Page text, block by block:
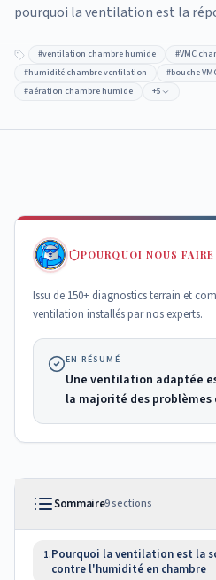
pourquoi la ventilation est la
#ventilation chambre humide #VMC
#humidité chambre ventilation #bouche
#aération chambre humide +5
POURQUOI NOUS
Issu de 150+ diagnostics terrain et
ventilation installés par nos experts.
EN RÉSUMÉ
Une ventilation adaptée
la majorité des
Sommaire9sections
1.Pourquoi la ventilation est la
contre l'humidité en chambre